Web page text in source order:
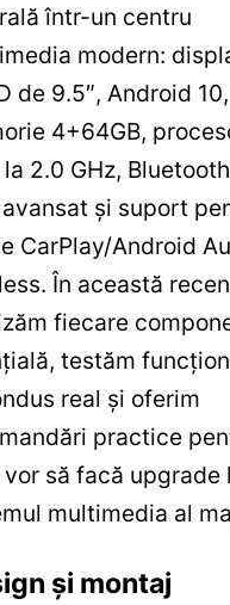
într-un centru
modern:
de 9.5″, Android 10,
4+64GB,
2.0 GHz, Bluetooth
avansat și suport
CarPlay/Android
În această
fiecare
testăm
real și oferim
practice
vor să facă upgrade
multimedia al
și montaj